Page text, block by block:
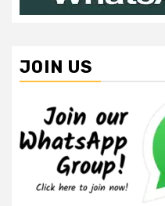
JOIN US